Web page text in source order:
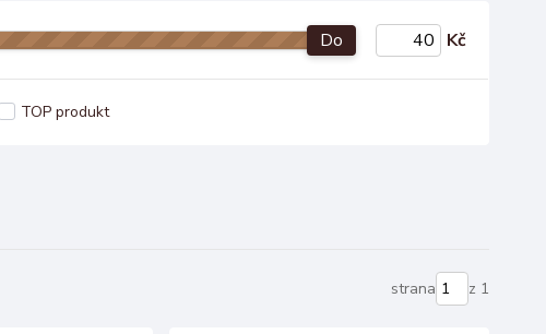
Do Kč
TOP produkt
strana z 1